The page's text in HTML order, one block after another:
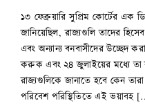
১৩ ফেব্রুয়ারি সুপ্রিম কোর্টের এক
জানিয়েছিল, রাজ্যগুলি তাদের
এবং অন্যান্য বনবাসীদের উচ্ছেদ
করুক এবং ২৪ জুলাইয়ের মধ্যে তা
রাজ্যগুলিকে জানাতে হবে কেন
পরিবেশ পরিস্থিতিতে এই ভয়াবহ